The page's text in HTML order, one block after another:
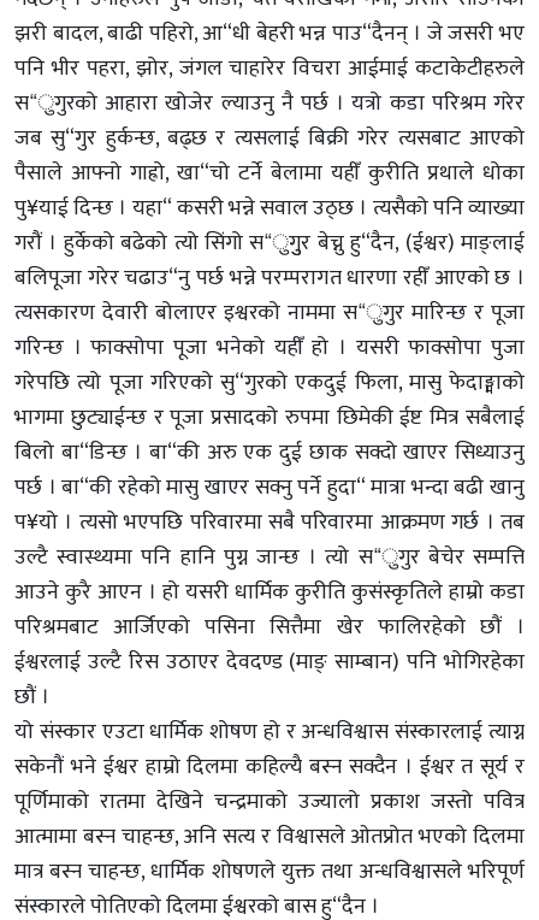
झरी बादल, बाढी पहिरो, आ“धी बेहरी भन्न पाउ“दैनन् । जे जसरी भए
पनि भीर पहरा, झोर, जंगल चाहारेर विचरा आईमाई कटाकेटीहरुले
स“ुगुरको आहारा खोजेर ल्याउनु नै पर्छ । यत्रो कडा परिश्रम गरेर
जब सु“गुर हुर्कन्छ, बढ्छ र त्यसलाई बिक्री गरेर त्यसबाट आएको
पैसाले आफ्नो गाह्रो, खा“चो टर्ने बेलामा यहीँ कुरीति प्रथाले धोका
पु¥याई दिन्छ । यहा“ कसरी भन्ने सवाल उठ्छ । त्यसैको पनि व्याख्या
गरौं । हुर्केको बढेको त्यो सिंगो स“ुगुुर बेच्नु हु“दैन, (ईश्वर) माङ्लाई
बलिपूजा गरेर चढाउ“नु पर्छ भन्ने परम्परागत धारणा रहीँ आएको छ ।
त्यसकारण देवारी बोलाएर इश्वरको नाममा स“ुगुर मारिन्छ र पूजा
गरिन्छ । फाक्सोपा पूजा भनेको यहीँ हो । यसरी फाक्सोपा पुजा
गरेपछि त्यो पूजा गरिएको सु“गुरको एकदुई फिला, मासु फेदाङ्माको
भागमा छुट्याईन्छ र पूजा प्रसादको रुपमा छिमेकी ईष्ट मित्र सबैलाई
बिलो बा“डिन्छ । बा“की अरु एक दुई छाक सक्दो खाएर सिध्याउनु
पर्छ । बा“की रहेको मासु खाएर सक्नु पर्ने हुदा“ मात्रा भन्दा बढी खानु
प¥यो । त्यसो भएपछि परिवारमा सबै परिवारमा आक्रमण गर्छ । तब
उल्टै स्वास्थ्यमा पनि हानि पुग्न जान्छ । त्यो स“ुगुर बेचेर सम्पत्ति
आउने कुरै आएन । हो यसरी धार्मिक कुरीति कुसंस्कृतिले हाम्रो कडा
परिश्रमबाट आर्जिएको पसिना सित्तैमा खेर फालिरहेको छौं ।
ईश्वरलाई उल्टै रिस उठाएर देवदण्ड (माङ् साम्बान) पनि भोगिरहेका
छौं ।
यो संस्कार एउटा धार्मिक शोषण हो र अन्धविश्वास संस्कारलाई त्याग्न
सकेनौं भने ईश्वर हाम्रो दिलमा कहिल्यै बस्न सक्दैन । ईश्वर त सूर्य र
पूर्णिमाको रातमा देखिने चन्द्रमाको उज्यालो प्रकाश जस्तो पवित्र
आत्मामा बस्न चाहन्छ, अनि सत्य र विश्वासले ओतप्रोत भएको दिलमा
मात्र बस्न चाहन्छ, धार्मिक शोषणले युक्त तथा अन्धविश्वासले भरिपूर्ण
संस्कारले पोतिएको दिलमा ईश्वरको बास हु“दैन ।